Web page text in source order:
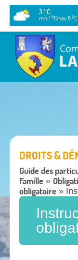
3 °C
min: 1 °Cmax: 8 °C
DROITS &
Guide des
Famille »
obligatoire »